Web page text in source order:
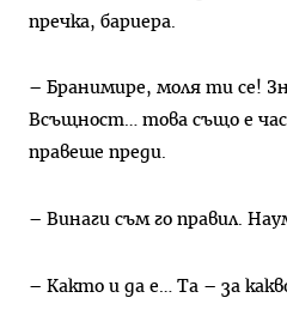
пречка, бариера.
– Бранимире, моля ти се!
Всъщност… това също е
правеше преди.
– Винаги съм го правил.
– Както и да е… Та – за